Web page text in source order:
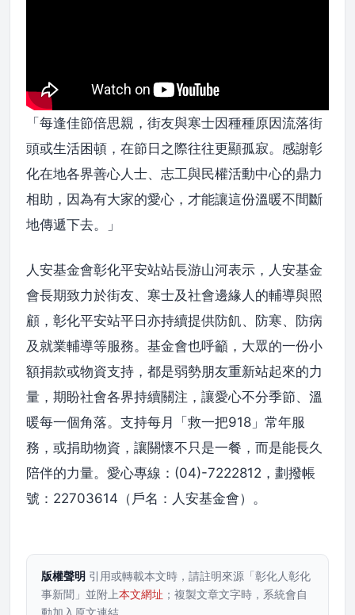
「每逢佳節倍思親，街友與寒士因種種原因流落街
頭或生活困頓，在節日之際往往更顯孤寂。感謝彰
化在地各界善心人士、志工與民權活動中心的鼎力
相助，因為有大家的愛心，才能讓這份溫暖不間斷
地傳遞下去。」
人安基金會彰化平安站站長游山河表示，人安基金
會長期致力於街友、寒士及社會邊緣人的輔導與照
顧，彰化平安站平日亦持續提供防飢、防寒、防病
及就業輔導等服務。基金會也呼籲，大眾的一份小
額捐款或物資支持，都是弱勢朋友重新站起來的力
量，期盼社會各界持續關注，讓愛心不分季節、溫
暖每一個角落。支持每月「救一把918」常年服
務，或捐助物資，讓關懷不只是一餐，而是能長久
陪伴的力量。愛心專線：(04)-7222812，劃撥帳
號：22703614（戶名：人安基金會）。
版權聲明 引用或轉載本文時，請註明來源「彰化人彰化
事新聞」並附上本文網址 ；複製文章文字時，系統會自